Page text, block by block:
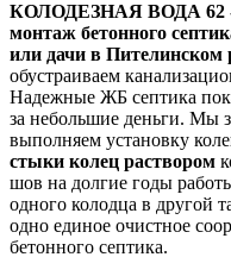
КОЛОДЕЗНАЯ ВОДА 62 -
монтаж бетонного
или дачи в Пителинском
обустраиваем
Надежные ЖБ септика
за небольшие деньги. Мы
выполняем установку
стыки колец раствором
шов на долгие годы
одного колодца в другой
одно единое очистное
бетонного септика.